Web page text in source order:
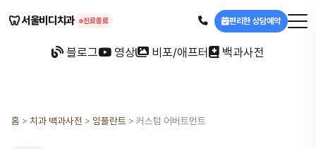
🦷서울비디치과 진료종료 편리한 상담예약
블로그 영상 비포/애프터 백과사전
홈 > 치과 백과사전 > 임플란트 > 커스텀 어버트먼트